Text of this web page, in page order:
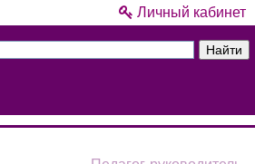
Личный кабинет